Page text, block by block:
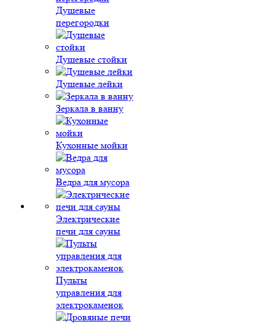
Душевые
перегородки
Душевые стойки
Душевые лейки
Зеркала в ванну
Кухонные мойки
Ведра для мусора
Электрические
печи для сауны
Пульты
управления для
электрокаменок